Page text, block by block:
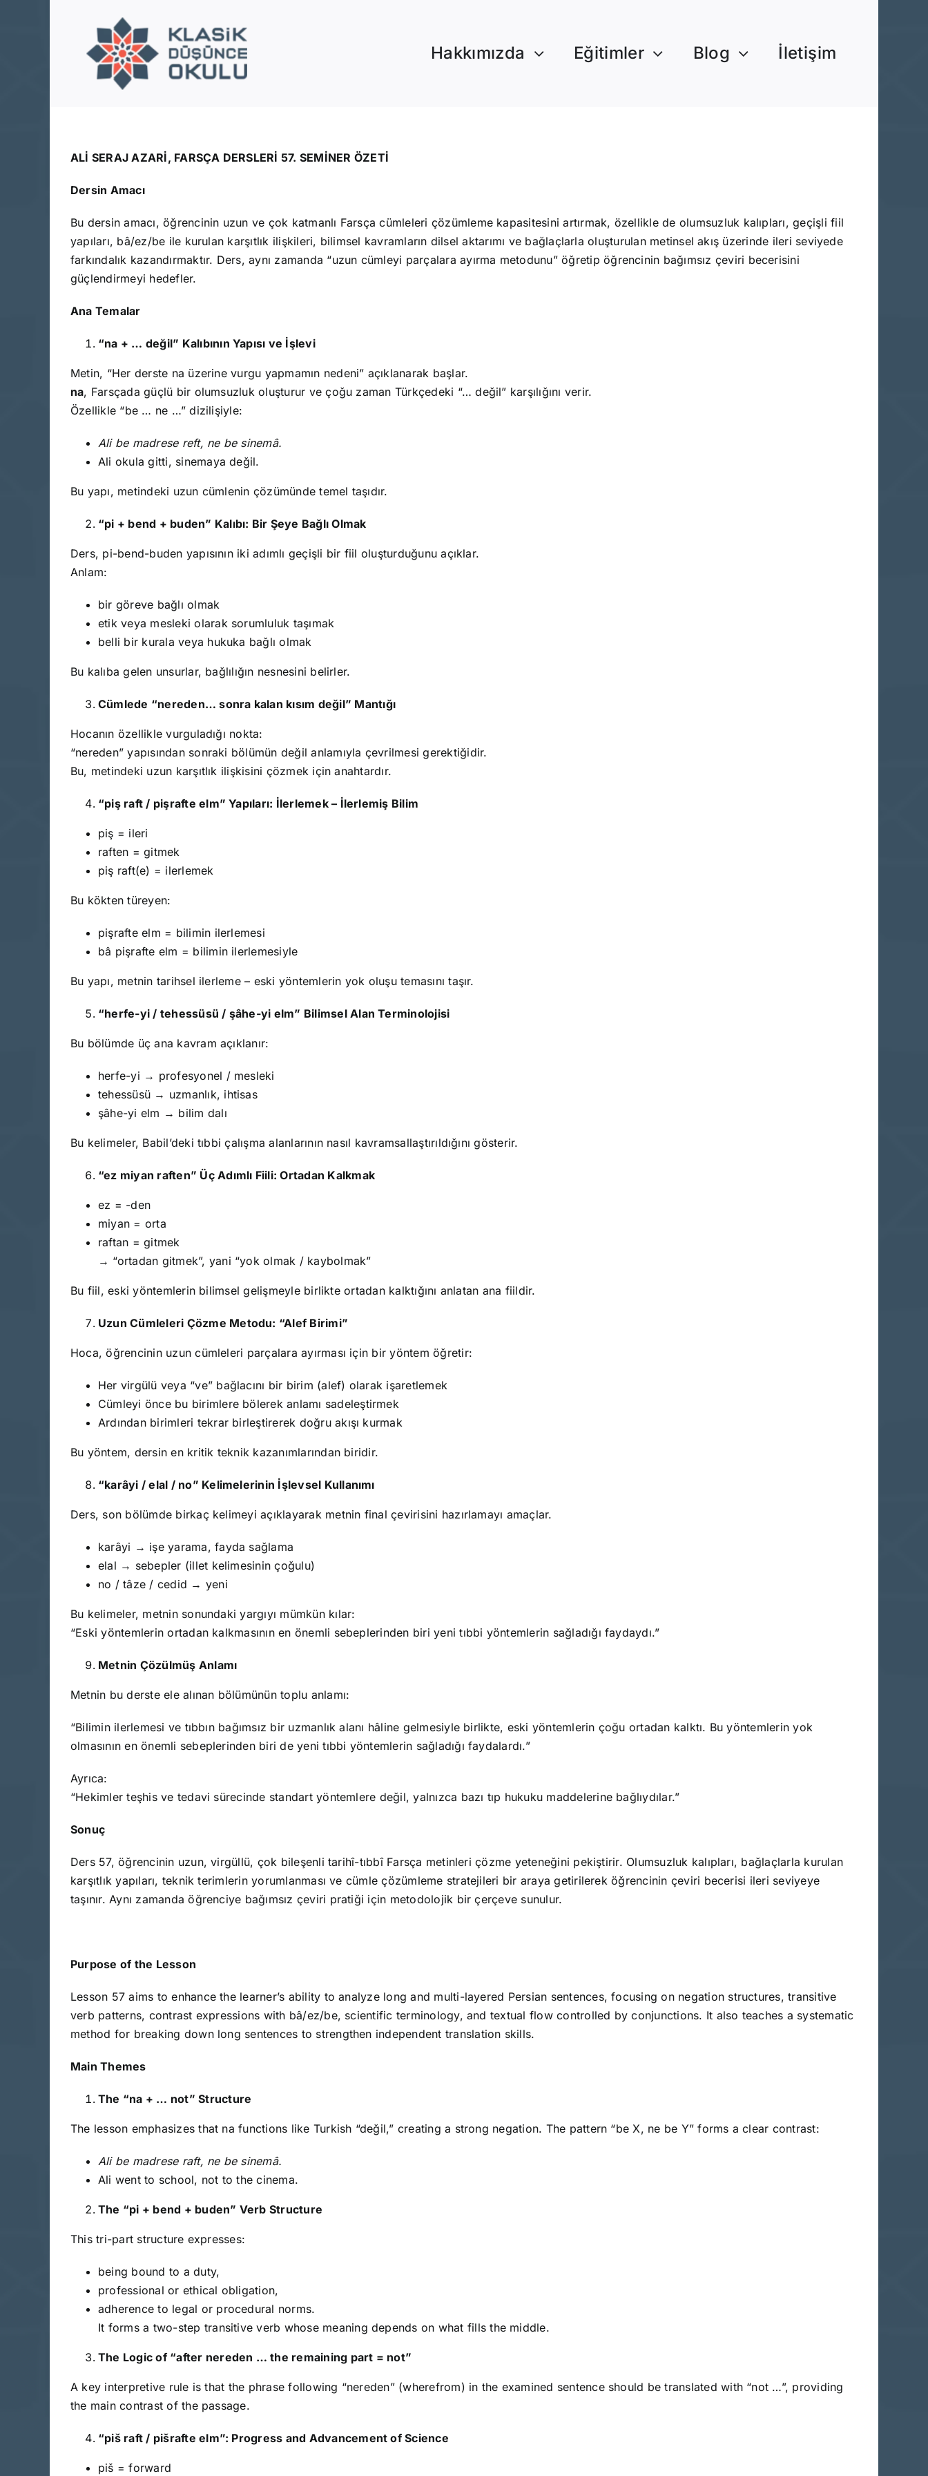
Hakkımızda Eğitimler Blog İletişim
ALİ SERAJ AZARİ, FARSÇA DERSLERİ 57. SEMİNER ÖZETİ
Dersin Amacı
Bu dersin amacı, öğrencinin uzun ve çok katmanlı Farsça cümleleri çözümleme kapasitesini artırmak, özellikle de olumsuzluk kalıpları, geçişli fiil
yapıları, bâ/ez/be ile kurulan karşıtlık ilişkileri, bilimsel kavramların dilsel aktarımı ve bağlaçlarla oluşturulan metinsel akış üzerinde ileri seviyede
farkındalık kazandırmaktır. Ders, aynı zamanda “uzun cümleyi parçalara ayırma metodunu” öğretip öğrencinin bağımsız çeviri becerisini
güçlendirmeyi hedefler.
Ana Temalar
“na + … değil” Kalıbının Yapısı ve İşlevi
Metin, “Her derste na üzerine vurgu yapmamın nedeni” açıklanarak başlar.
na, Farsçada güçlü bir olumsuzluk oluşturur ve çoğu zaman Türkçedeki “… değil” karşılığını verir.
Özellikle “be … ne …” dizilişiyle:
Ali be madrese reft, ne be sinemâ.
Ali okula gitti, sinemaya değil.
Bu yapı, metindeki uzun cümlenin çözümünde temel taşıdır.
“pi + bend + buden” Kalıbı: Bir Şeye Bağlı Olmak
Ders, pi-bend-buden yapısının iki adımlı geçişli bir fiil oluşturduğunu açıklar.
Anlam:
bir göreve bağlı olmak
etik veya mesleki olarak sorumluluk taşımak
belli bir kurala veya hukuka bağlı olmak
Bu kalıba gelen unsurlar, bağlılığın nesnesini belirler.
Cümlede “nereden… sonra kalan kısım değil” Mantığı
Hocanın özellikle vurguladığı nokta:
“nereden” yapısından sonraki bölümün değil anlamıyla çevrilmesi gerektiğidir.
Bu, metindeki uzun karşıtlık ilişkisini çözmek için anahtardır.
“piş raft / pişrafte elm” Yapıları: İlerlemek – İlerlemiş Bilim
piş = ileri
raften = gitmek
piş raft(e) = ilerlemek
Bu kökten türeyen:
pişrafte elm = bilimin ilerlemesi
bâ pişrafte elm = bilimin ilerlemesiyle
Bu yapı, metnin tarihsel ilerleme – eski yöntemlerin yok oluşu temasını taşır.
“herfe-yi / tehessüsü / şâhe-yi elm” Bilimsel Alan Terminolojisi
Bu bölümde üç ana kavram açıklanır:
herfe-yi → profesyonel / mesleki
tehessüsü → uzmanlık, ihtisas
şâhe-yi elm → bilim dalı
Bu kelimeler, Babil’deki tıbbi çalışma alanlarının nasıl kavramsallaştırıldığını gösterir.
“ez miyan raften” Üç Adımlı Fiili: Ortadan Kalkmak
ez = -den
miyan = orta
raftan = gitmek
→ “ortadan gitmek”, yani “yok olmak / kaybolmak”
Bu fiil, eski yöntemlerin bilimsel gelişmeyle birlikte ortadan kalktığını anlatan ana fiildir.
Uzun Cümleleri Çözme Metodu: “Alef Birimi”
Hoca, öğrencinin uzun cümleleri parçalara ayırması için bir yöntem öğretir:
Her virgülü veya “ve” bağlacını bir birim (alef) olarak işaretlemek
Cümleyi önce bu birimlere bölerek anlamı sadeleştirmek
Ardından birimleri tekrar birleştirerek doğru akışı kurmak
Bu yöntem, dersin en kritik teknik kazanımlarından biridir.
“karâyi / elal / no” Kelimelerinin İşlevsel Kullanımı
Ders, son bölümde birkaç kelimeyi açıklayarak metnin final çevirisini hazırlamayı amaçlar.
karâyi → işe yarama, fayda sağlama
elal → sebepler (illet kelimesinin çoğulu)
no / tâze / cedid → yeni
Bu kelimeler, metnin sonundaki yargıyı mümkün kılar:
“Eski yöntemlerin ortadan kalkmasının en önemli sebeplerinden biri yeni tıbbi yöntemlerin sağladığı faydaydı.”
Metnin Çözülmüş Anlamı
Metnin bu derste ele alınan bölümünün toplu anlamı:
“Bilimin ilerlemesi ve tıbbın bağımsız bir uzmanlık alanı hâline gelmesiyle birlikte, eski yöntemlerin çoğu ortadan kalktı. Bu yöntemlerin yok
olmasının en önemli sebeplerinden biri de yeni tıbbi yöntemlerin sağladığı faydalardı.”
Ayrıca:
“Hekimler teşhis ve tedavi sürecinde standart yöntemlere değil, yalnızca bazı tıp hukuku maddelerine bağlıydılar.”
Sonuç
Ders 57, öğrencinin uzun, virgüllü, çok bileşenli tarihî-tıbbî Farsça metinleri çözme yeteneğini pekiştirir. Olumsuzluk kalıpları, bağlaçlarla kurulan
karşıtlık yapıları, teknik terimlerin yorumlanması ve cümle çözümleme stratejileri bir araya getirilerek öğrencinin çeviri becerisi ileri seviyeye
taşınır. Aynı zamanda öğrenciye bağımsız çeviri pratiği için metodolojik bir çerçeve sunulur.
Purpose of the Lesson
Lesson 57 aims to enhance the learner’s ability to analyze long and multi-layered Persian sentences, focusing on negation structures, transitive
verb patterns, contrast expressions with bâ/ez/be, scientific terminology, and textual flow controlled by conjunctions. It also teaches a systematic
method for breaking down long sentences to strengthen independent translation skills.
Main Themes
The “na + … not” Structure
The lesson emphasizes that na functions like Turkish “değil,” creating a strong negation. The pattern “be X, ne be Y” forms a clear contrast:
Ali be madrese raft, ne be sinemâ.
Ali went to school, not to the cinema.
The “pi + bend + buden” Verb Structure
This tri-part structure expresses:
being bound to a duty,
professional or ethical obligation,
adherence to legal or procedural norms.
It forms a two-step transitive verb whose meaning depends on what fills the middle.
The Logic of “after nereden … the remaining part = not”
A key interpretive rule is that the phrase following “nereden” (wherefrom) in the examined sentence should be translated with “not …”, providing
the main contrast of the passage.
“piš raft / pišrafte elm”: Progress and Advancement of Science
piš = forward